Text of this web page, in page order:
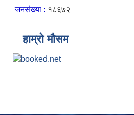
जनसंख्या : १८६७२
हाम्रो मौसम